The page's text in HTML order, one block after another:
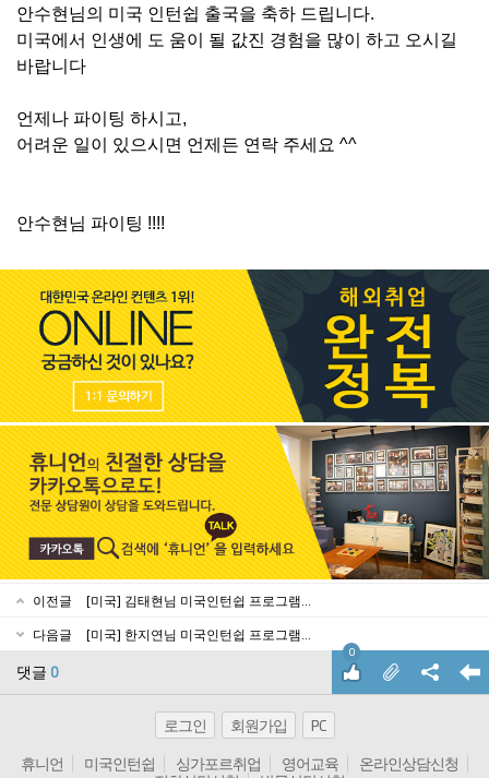
안수현님의 미국 인턴쉽 출국을 축하 드립니다.
미국에서 인생에 도 움이 될 값진 경험을 많이 하고 오시길
바랍니다
언제나 파이팅 하시고,
어려운 일이 있으시면 언제든 연락 주세요 ^^
안수현님 파이팅 !!!!
이전글 [미국] 김태현님 미국인턴쉽 프로그램...
다음글 [미국] 한지연님 미국인턴쉽 프로그램...
댓글 0
0
로그인 회원가입 PC
휴니언 미국인턴쉽 싱가포르취업 영어교육
온라인상담신청